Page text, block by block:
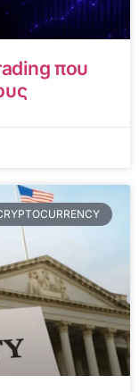
που